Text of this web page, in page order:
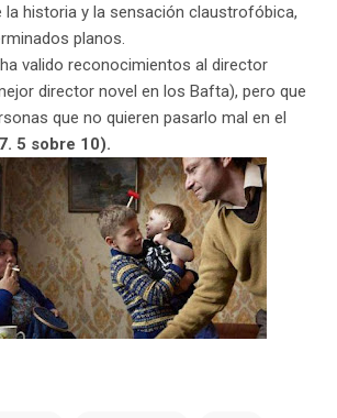
la historia y la sensación claustrofóbica,
planos.
valido reconocimientos al director
director novel en los Bafta), pero que
que no quieren pasarlo mal en el
5 sobre 10).